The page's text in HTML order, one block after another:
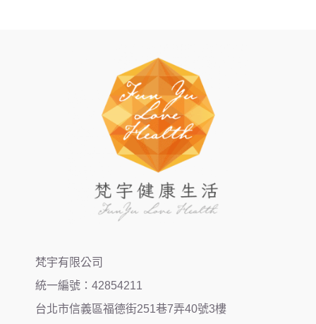
梵宇有限公司
統一編號：42854211
台北市信義區福德街251巷7弄40號3樓